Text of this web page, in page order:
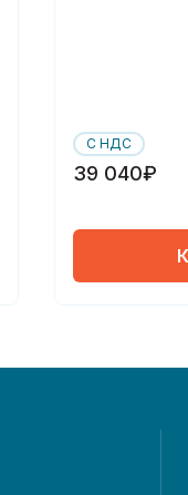
С НДС
39 040₽